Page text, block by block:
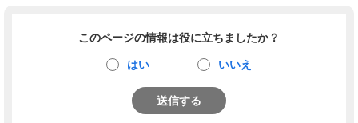
このページの情報は役に立ちましたか？
はい いいえ
送信する